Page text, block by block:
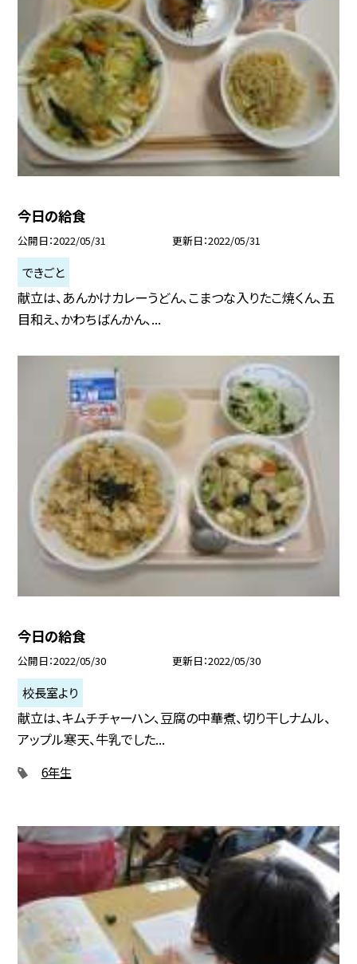
今日の給食
公開日 2022/05/31 更新日 2022/05/31
できごと
献立は、あんかけカレーうどん、こまつな入りたこ焼くん、五
目和え、かわちばんかん、...
今日の給食
公開日 2022/05/30 更新日 2022/05/30
校長室より
献立は、キムチチャーハン、豆腐の中華煮、切り干しナムル、
アップル寒天、牛乳でした...
6年生